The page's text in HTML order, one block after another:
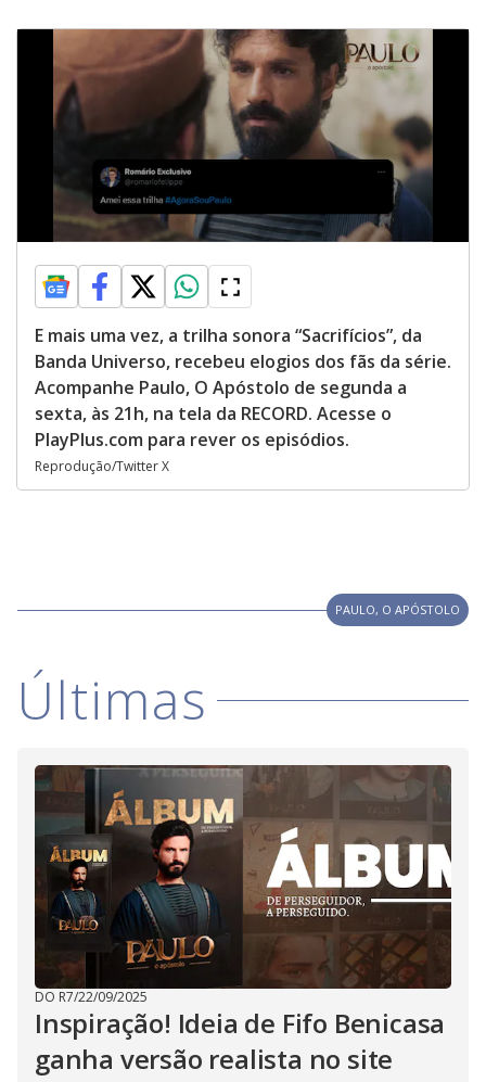
E mais uma vez, a trilha sonora “Sacrifícios”, da
Banda Universo, recebeu elogios dos fãs da série.
Acompanhe Paulo, O Apóstolo de segunda a
sexta, às 21h, na tela da RECORD. Acesse o
PlayPlus.com para rever os episódios.
Reprodução/Twitter X
PAULO, O APÓSTOLO
Últimas
DO R7/22/09/2025
Inspiração! Ideia de Fifo Benicasa
ganha versão realista no site